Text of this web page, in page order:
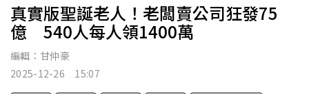
真實版聖誕老人！老闆賣公司狂發75
億 540人每人領1400萬
編輯： 甘仲豪
2025-12-26 15:07